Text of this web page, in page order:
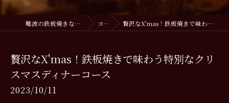
難波の鉄板焼きなら鉄板DiningSEEKS コラム 贅沢なX'mas！鉄板焼きで味わう特別なクリスマスディナーコース
贅沢なX'mas！鉄板焼きで味わう特別なクリ
スマスディナーコース
2023/10/11